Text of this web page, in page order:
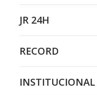
JR 24H
RECORD
INSTITUCIONAL